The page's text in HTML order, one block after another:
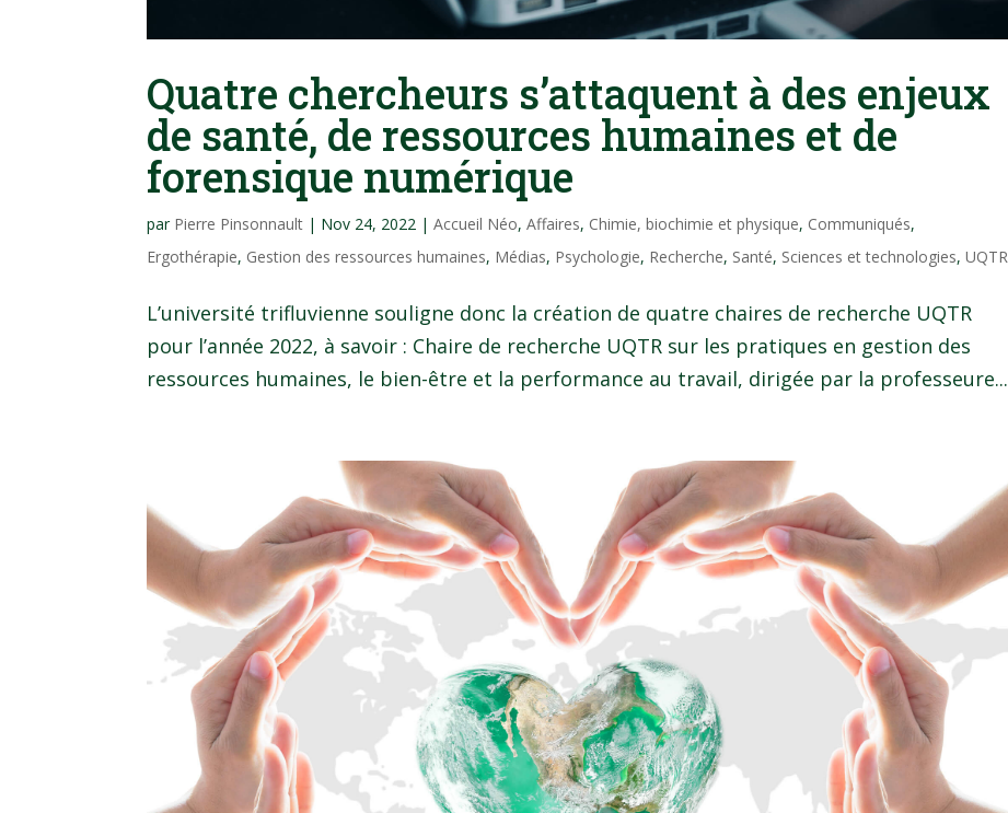
Quatre chercheurs s’attaquent à des enjeux
de santé, de ressources humaines et de
forensique numérique
par Pierre Pinsonnault | Nov 24, 2022 |Accueil Néo,Affaires, Chimie, biochimie et physique, Communiqués,
Ergothérapie, Gestion des ressources humaines, Médias, Psychologie, Recherche, Santé, Sciences et technologies,UQTR
L’université trifluvienne souligne donc la création de quatre chaires de recherche UQTR
pour l’année 2022, à savoir : Chaire de recherche UQTR sur les pratiques en gestion des
ressources humaines, le bien-être et la performance au travail, dirigée par la professeure...